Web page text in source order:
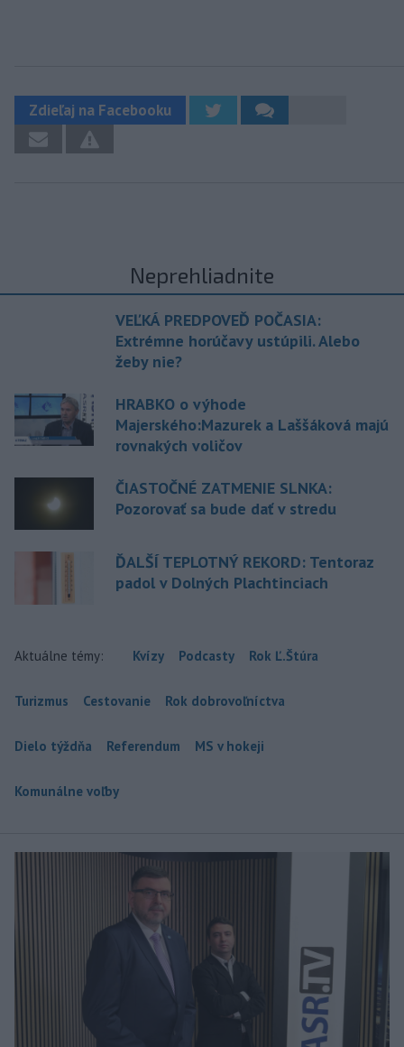
Zdieľaj na Facebooku
Neprehliadnite
VEĽKÁ PREDPOVEĎ POČASIA:
Extrémne horúčavy ustúpili. Alebo
žeby nie?
HRABKO o výhode
Majerského:Mazurek a Laššáková majú
rovnakých voličov
ČIASTOČNÉ ZATMENIE SLNKA:
Pozorovať sa bude dať v stredu
ĎALŠÍ TEPLOTNÝ REKORD: Tentoraz
padol v Dolných Plachtinciach
Aktuálne témy: Kvízy Podcasty Rok Ľ.Štúra
Turizmus Cestovanie Rok dobrovoľníctva
Dielo týždňa Referendum MS v hokeji
Komunálne voľby